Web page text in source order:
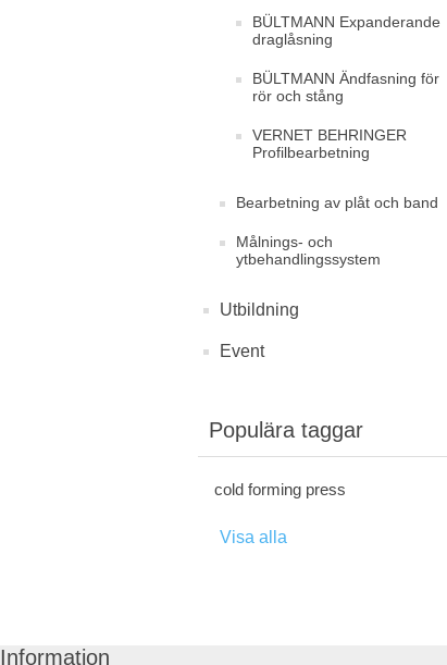
BÜLTMANN Expanderande
draglåsning
BÜLTMANN Ändfasning för
rör och stång
VERNET BEHRINGER
Profilbearbetning
Bearbetning av plåt och band
Målnings- och
ytbehandlingssystem
Utbildning
Event
Populära taggar
cold forming press
Visa alla
Information